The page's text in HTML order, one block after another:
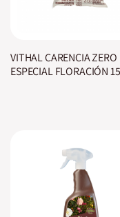
VITHAL CARENCIA ZERO
ESPECIAL FLORACIÓN